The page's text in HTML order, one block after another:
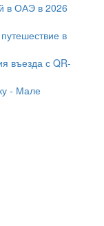
в ОАЭ в 2026
в
въезда с QR-
- Мале